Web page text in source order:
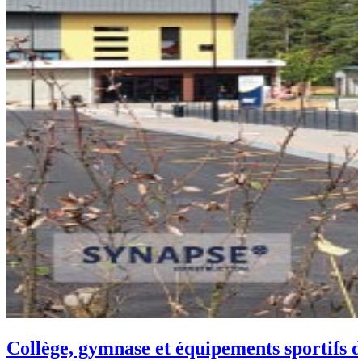
Collège, gymnase et équipements